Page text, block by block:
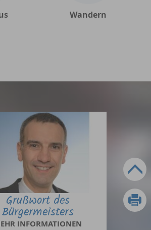
Wandern
Grußwort des
Bürgermeisters
INFORMATIONEN